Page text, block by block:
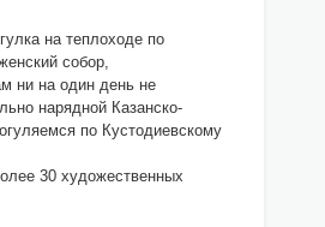
на теплоходе по
собор,
ни на один день не
нарядной Казанско-
по Кустодиевскому
30 художественных